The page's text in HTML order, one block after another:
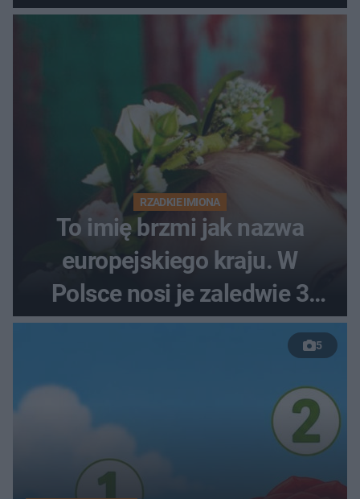
RZADKIE IMIONA
To imię brzmi jak nazwa
europejskiego kraju. W
Polsce nosi je zaledwie 3
kobiety
5